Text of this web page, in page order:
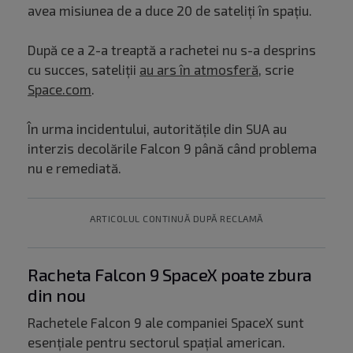
avea misiunea de a duce 20 de sateliți în spațiu.
După ce a 2-a treaptă a rachetei nu s-a desprins
cu succes, sateliții au ars în atmosferă, scrie
Space.com.
În urma incidentului, autoritățile din SUA au
interzis decolările Falcon 9 până când problema
nu e remediată.
ARTICOLUL CONTINUĂ DUPĂ RECLAMĂ
Racheta Falcon 9 SpaceX poate zbura
din nou
Rachetele Falcon 9 ale companiei SpaceX sunt
esenţiale pentru sectorul spaţial american.